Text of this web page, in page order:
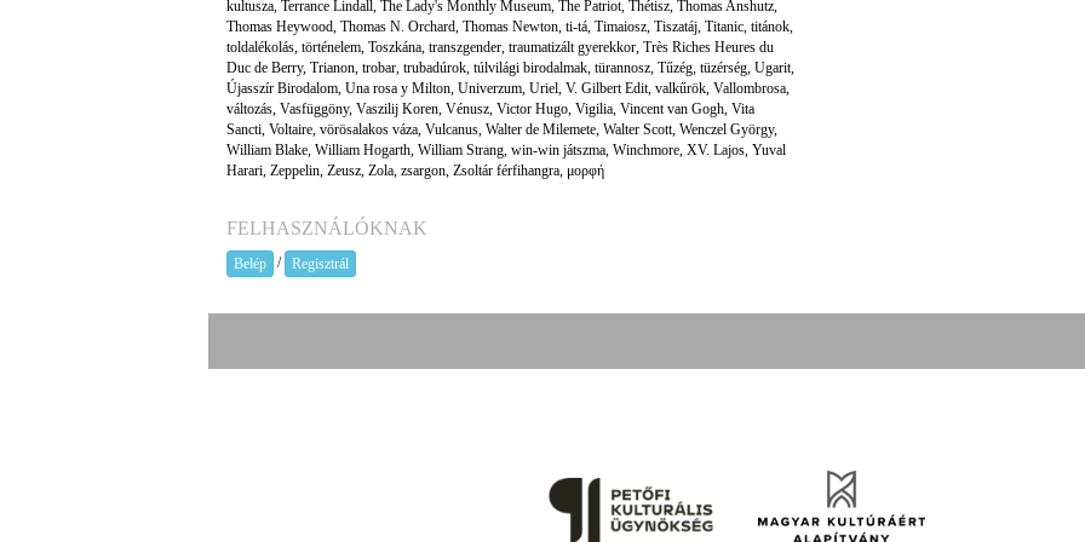
kultusza, Terrance Lindall, The Lady's Monthly Museum, The Patriot, Thétisz, Thomas Anshutz,
Thomas Heywood, Thomas N. Orchard, Thomas Newton, ti-tá, Timaiosz, Tiszatáj, Titanic, titánok,
toldalékolás, történelem, Toszkána, transzgender, traumatizált gyerekkor, Très Riches Heures du
Duc de Berry, Trianon, trobar, trubadúrok, túlvilági birodalmak, türannosz, Tűzég, tüzérség, Ugarit,
Újasszír Birodalom, Una rosa y Milton, Univerzum, Uriel, V. Gilbert Edit, valkűrök, Vallombrosa,
változás, Vasfüggöny, Vaszilij Koren, Vénusz, Victor Hugo, Vigilia, Vincent van Gogh, Vita
Sancti, Voltaire, vörösalakos váza, Vulcanus, Walter de Milemete, Walter Scott, Wenczel György,
William Blake, William Hogarth, William Strang, win-win játszma, Winchmore, XV. Lajos, Yuval
Harari, Zeppelin, Zeusz, Zola, zsargon, Zsoltár férfihangra, μορφή
FELHASZNÁLÓKNAK
Belép / Regisztrál